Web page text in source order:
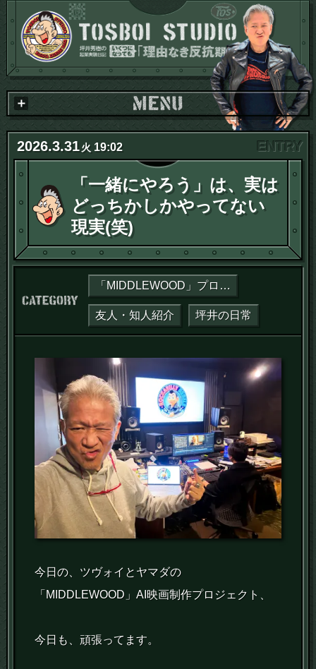
2026.3.31火 19:02
「一緒にやろう」は、実は
どっちかしかやってない
現実(笑)
カテゴリー：
「MIDDLEWOOD」プロジェクト
友人・知人紹介 坪井の日常
今日の、ツヴォイとヤマダの
「MIDDLEWOOD」AI映画制作プロジェクト、
今日も、頑張ってます。